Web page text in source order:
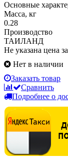
Основные
Масса, кг
0.28
Производство
ТАИЛАНД
Не указана цена
Нет в наличии
Заказать товар
Сравнить
Подробнее о